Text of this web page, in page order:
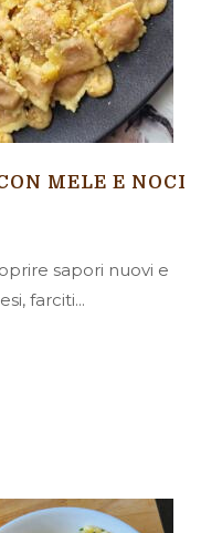
MELE E NOCI
sapori nuovi e
farciti...